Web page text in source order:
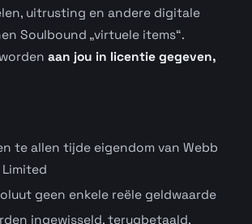
uitrusting en andere digitale
Soulbound „virtuele items“.
aan jou in licentie gegeven,
te allen tijde eigendom van Webb
geen enkele reële geldwaarde
ingewisseld, terugbetaald,